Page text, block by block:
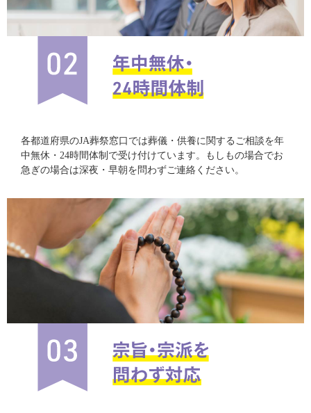
各都道府県のJA葬祭窓口では葬儀・供養に関するご相談を年
中無休・24時間体制で受け付けています。もしもの場合でお
急ぎの場合は深夜・早朝を問わずご連絡ください。